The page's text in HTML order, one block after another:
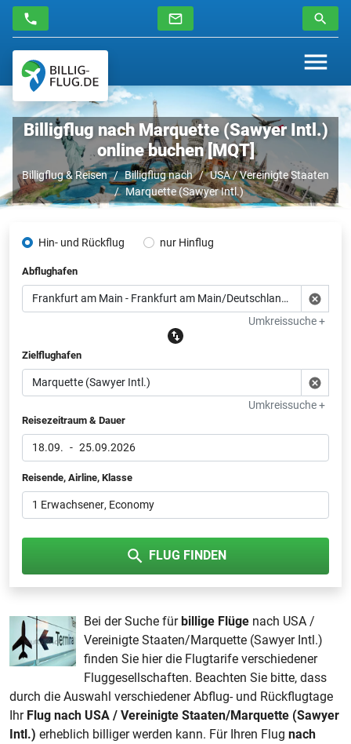
Billigflug nach Marquette (Sawyer Intl.)
online buchen [MQT]
Billigflug & Reisen Billigflug nach
USA / Vereinigte Staaten
Marquette (Sawyer Intl.)
Hin- und Rückflug nur Hinflug
Abflughafen
Umkreissuche +
Zielflughafen
Umkreissuche +
Reisezeitraum & Dauer
18.09. - 25.09.2026
Reisende, Airline, Klasse
1 Erwachsener, Economy
FLUG FINDEN
Bei der Suche fürbillige Flüge nach USA /
Vereinigte Staaten/Marquette (Sawyer Intl.)
finden Sie hier die Flugtarife verschiedener
Fluggesellschaften. Beachten Sie bitte, dass
durch die Auswahl verschiedener Abflug- und Rückflugtage
Ihr Flug nach USA / Vereinigte Staaten/Marquette (Sawyer
Intl.) erheblich billiger werden kann. Für Ihren Flug nach